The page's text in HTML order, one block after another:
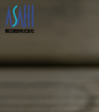
私たちの想いと強み